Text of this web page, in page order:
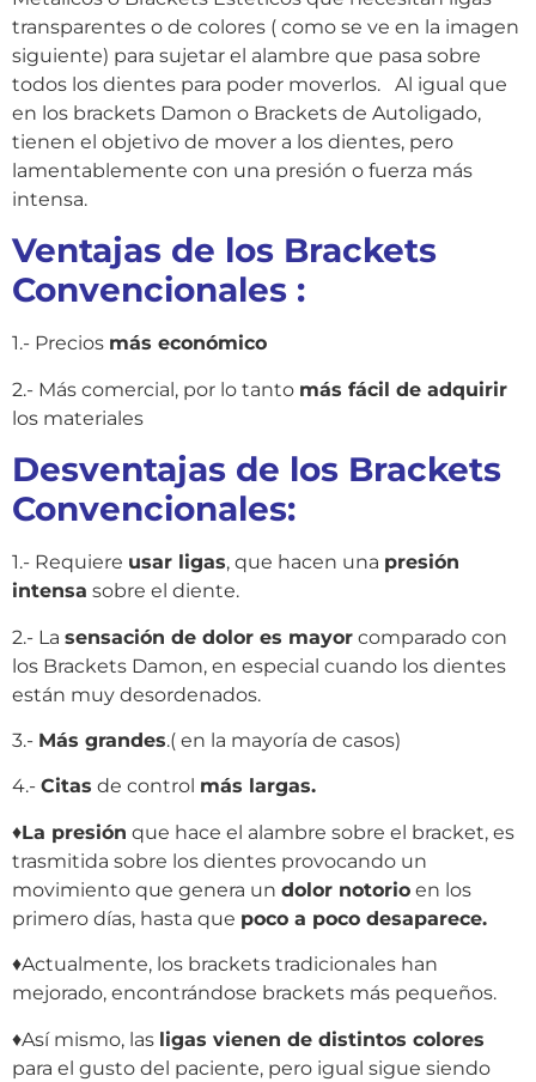
transparentes o de colores ( como se ve en la imagen
siguiente) para sujetar el alambre que pasa sobre
todos los dientes para poder moverlos. Al igual que
en los brackets Damon o Brackets de Autoligado,
tienen el objetivo de mover a los dientes, pero
lamentablemente con una presión o fuerza más
intensa.
Ventajas de los Brackets
Convencionales :
1.- Precios más económico
2.- Más comercial, por lo tanto más fácil de adquirir
los materiales
Desventajas de los Brackets
Convencionales:
1.- Requiere usar ligas, que hacen una presión
intensa sobre el diente.
2.- La sensación de dolor es mayor comparado con
los Brackets Damon, en especial cuando los dientes
están muy desordenados.
3.- Más grandes.( en la mayoría de casos)
4.- Citas de control más largas.
♦La presión que hace el alambre sobre el bracket, es
trasmitida sobre los dientes provocando un
movimiento que genera un dolor notorio en los
primero días, hasta que poco a poco desaparece.
♦Actualmente, los brackets tradicionales han
mejorado, encontrándose brackets más pequeños.
♦Así mismo, las ligas vienen de distintos colores
para el gusto del paciente, pero igual sigue siendo